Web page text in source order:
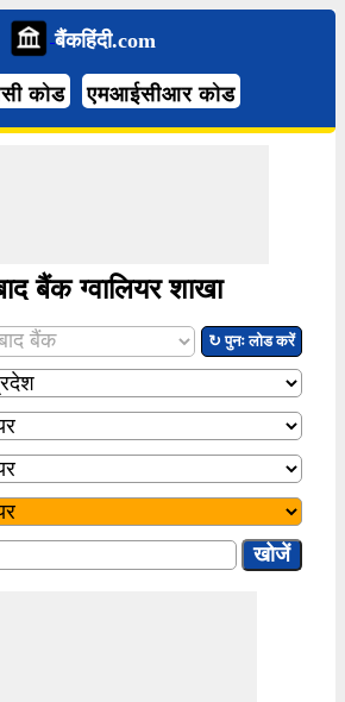
बैंकहिंदी.com
कोड एमआईसीआर कोड
बैंक ग्वालियर शाखा
↻ पुनः लोड करें